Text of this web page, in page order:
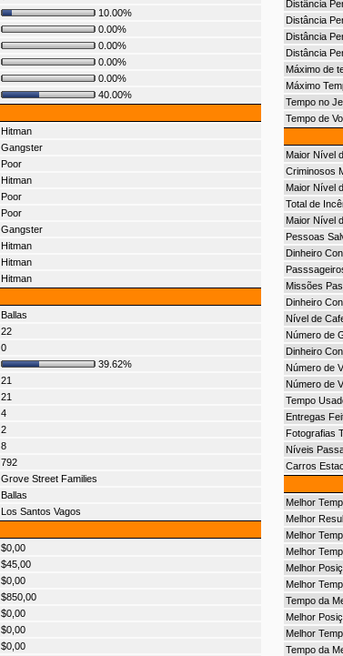
10.00%
0.00%
0.00%
0.00%
0.00%
40.00%
Hitman
Gangster
Poor
Hitman
Poor
Poor
Gangster
Hitman
Hitman
Hitman
Ballas
22
0
39.62%
21
21
4
2
8
792
Grove Street Families
Ballas
Los Santos Vagos
$0,00
$45,00
$0,00
$850,00
$0,00
$0,00
$0,00
Distância
Distância
Distância
Distância
Máximo de
Máximo
Tempo no
Tempo de
Maior Nível
Criminosos
Maior Nível
Total de
Maior Nível
Pessoas
Dinheiro
Missões
Dinheiro
Nível de
Número de
Dinheiro
Número de
Número de
Tempo
Entregas
Fotografias
Níveis
Carros
Melhor
Melhor
Melhor
Melhor
Melhor
Melhor
Tempo da
Melhor
Melhor
Tempo da